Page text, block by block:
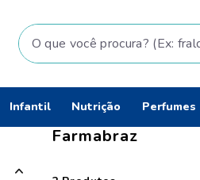
O que você procura? (Ex: fralda,
Infantil Nutrição Perfumes
Farmabraz